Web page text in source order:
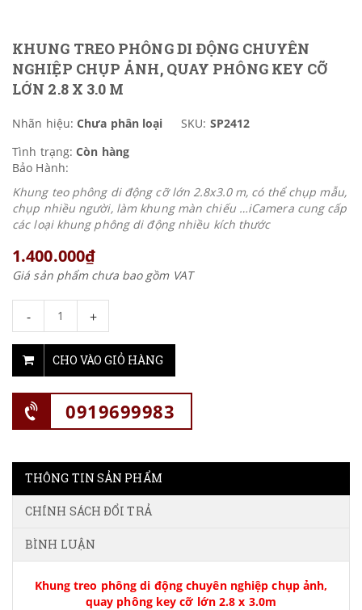
KHUNG TREO PHÔNG DI ĐỘNG CHUYÊN
NGHIỆP CHỤP ẢNH, QUAY PHÔNG KEY CỠ
LỚN 2.8 X 3.0 M
Nhãn hiệu: Chưa phân loại SKU: SP2412
Tình trạng: Còn hàng
Bảo Hành:
Khung teo phông di động cỡ lớn 2.8x3.0 m, có thể chụp mẫu,
chụp nhiều người, làm khung màn chiếu …iCamera cung cấp
các loại khung phông di động nhiều kích thước
1.400.000₫
Giá sản phẩm chưa bao gồm VAT
- +
CHO VÀO GIỎ HÀNG
0919699983
THÔNG TIN SẢN PHẨM
CHÍNH SÁCH ĐỔI TRẢ
BÌNH LUẬN
Khung treo phông di động chuyên nghiệp chụp ảnh,
quay phông key cỡ lớn 2.8 x 3.0m